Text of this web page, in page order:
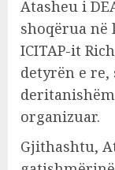
Atasheu i
shoqërua në
ICITAP-it
detyrën e
organizuar.
Gjithashtu,